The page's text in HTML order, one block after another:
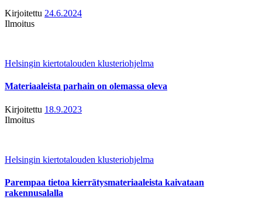
Kirjoitettu 24.6.2024
Ilmoitus
Helsingin kiertotalouden klusteriohjelma
Materiaaleista parhain on olemassa oleva
Kirjoitettu 18.9.2023
Ilmoitus
Helsingin kiertotalouden klusteriohjelma
Parempaa tietoa kierrätysmateriaaleista kaivataan
rakennusalalla